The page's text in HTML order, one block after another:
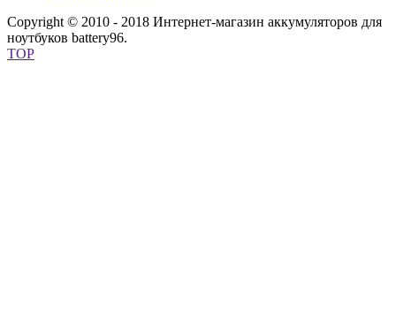
Copyright © 2010 - 2018 Интернет-магазин аккумуляторов для
ноутбуков battery96.
TOP